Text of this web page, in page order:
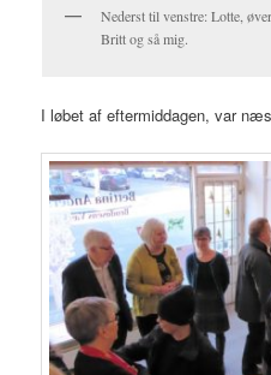
Nederst til venstre: Lotte,
Britt og så mig.
I løbet af eftermiddagen, var